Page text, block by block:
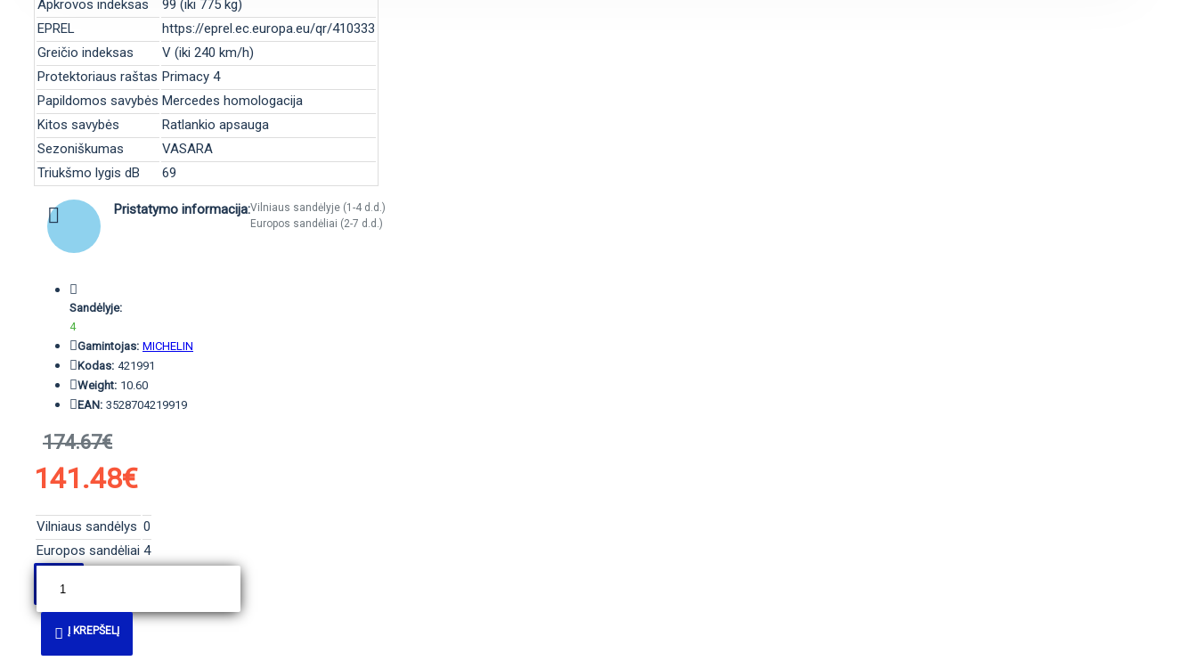
Apkrovos indeksas
99 (iki 775 kg)
EPREL
https://eprel.ec.europa.eu/qr/410333
Greičio indeksas
V (iki 240 km/h)
Protektoriaus raštas Primacy 4
Papildomos savybės Mercedes homologacija
Kitos savybės
Ratlankio apsauga
Sezoniškumas
VASARA
Triukšmo lygis dB
69
Pristatymo informacija:Vilniaus sandėlyje (1-4 d.d.)
Europos sandėliai (2-7 d.d.)
Sandėlyje:
4
Gamintojas: MICHELIN
Kodas: 421991
Weight: 10.60
EAN: 3528704219919
174.67€
141.48€
Vilniaus sandėlys 0
Europos sandėliai 4
Į KREPŠELĮ